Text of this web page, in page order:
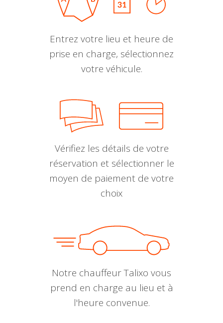
Entrez votre lieu et heure de
prise en charge, sélectionnez
votre véhicule.
Vérifiez les détails de votre
réservation et sélectionner le
moyen de paiement de votre
choix
Notre chauffeur Talixo vous
prend en charge au lieu et à
l'heure convenue.